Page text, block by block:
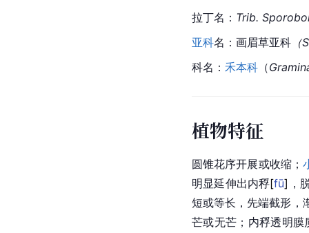
拉丁名： Trib.
亚科名：画眉草亚科
科名： 禾本科 （
植物特征
圆锥花序开展或收缩；
明显延伸出内稃[fū] ，
短或等长，先端截形，
芒或无芒；内稃透明